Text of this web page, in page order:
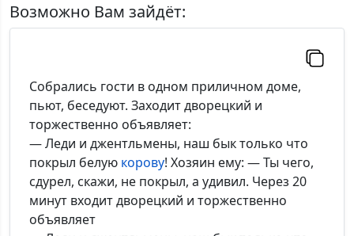
*Максимальное кол-во символов - 500. Ручная модерация.
Добавить
Возможно Вам зайдёт:
Собрались гости в одном приличном доме,
пьют, беседуют. Заходит дворецкий и
торжественно объявляет:
— Леди и джентльмены, наш бык только что
покрыл белую корову! Хозяин ему: — Ты чего,
сдурел, скажи, не покрыл, а удивил. Через 20
минут входит дворецкий и торжественно
объявляет